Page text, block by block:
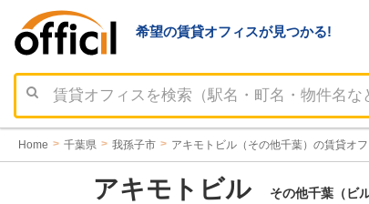
希望の賃貸オフィスが見つかる!
Home 千葉県 我孫子市 アキモトビル（その他千葉）の賃貸オ
アキモトビル その他千葉（ビ